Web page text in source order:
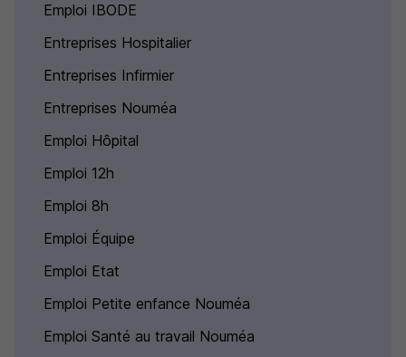
Emploi IBODE
Entreprises Hospitalier
Entreprises Infirmier
Entreprises Nouméa
Emploi Hôpital
Emploi 12h
Emploi 8h
Emploi Équipe
Emploi Etat
Emploi Petite enfance Nouméa
Emploi Santé au travail Nouméa